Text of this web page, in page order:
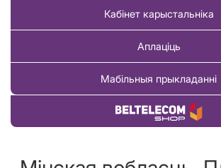
Кабінет карыстальніка
Аплаціць
Мабільныя прыкладанні
Купіць тавар